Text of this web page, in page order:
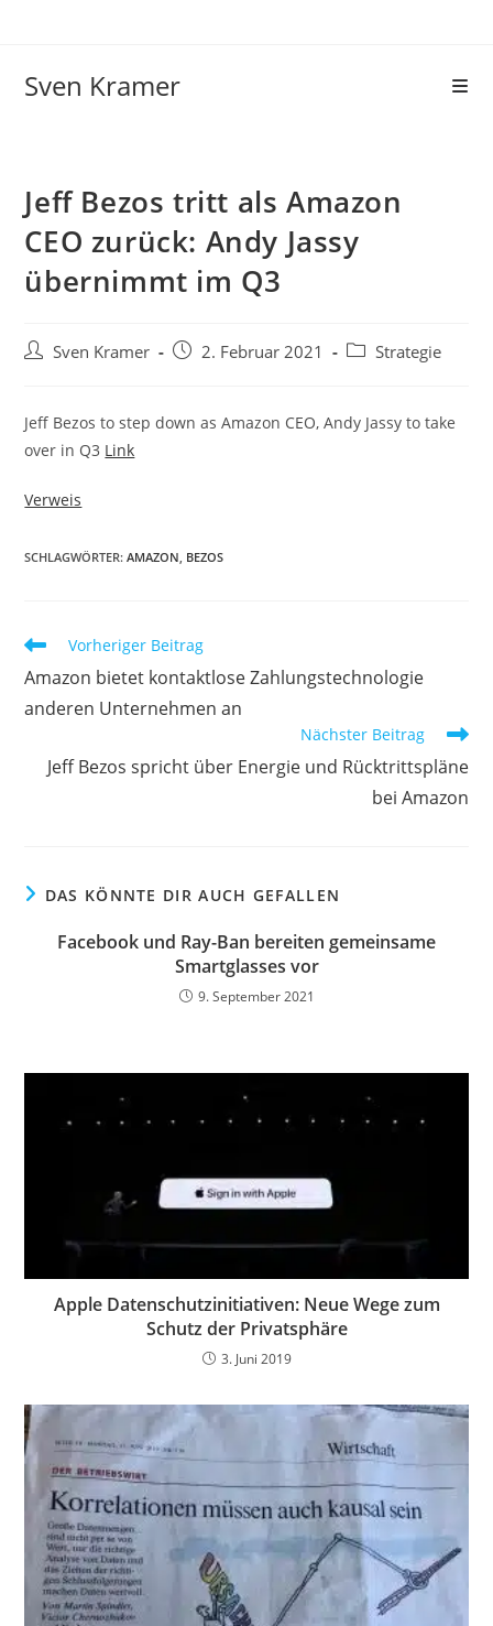
Sven Kramer
Jeff Bezos tritt als Amazon
CEO zurück: Andy Jassy
übernimmt im Q3
Sven Kramer 2. Februar 2021 Strategie
Jeff Bezos to step down as Amazon CEO, Andy Jassy to take
over in Q3 Link
Verweis
SCHLAGWÖRTER:AMAZON, BEZOS
Vorheriger Beitrag
Amazon bietet kontaktlose Zahlungstechnologie
anderen Unternehmen an
Nächster Beitrag
Jeff Bezos spricht über Energie und Rücktrittspläne
bei Amazon
DAS KÖNNTE DIR AUCH GEFALLEN
Facebook und Ray-Ban bereiten gemeinsame
Smartglasses vor
9. September 2021
Apple Datenschutzinitiativen: Neue Wege zum
Schutz der Privatsphäre
3. Juni 2019